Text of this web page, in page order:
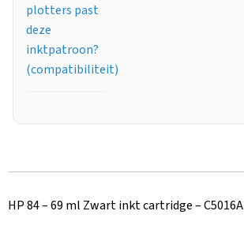
plotters past
deze
inktpatroon?
(compatibiliteit)
HP 84 – 69 ml Zwart inkt cartridge – C5016A